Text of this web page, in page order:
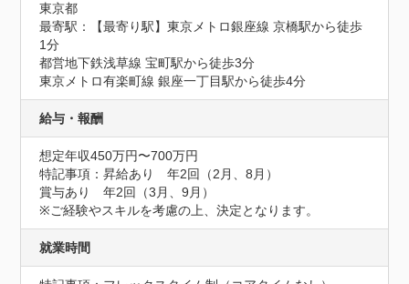
東京都
最寄駅：【最寄り駅】東京メトロ銀座線 京橋駅から徒歩
1分
都営地下鉄浅草線 宝町駅から徒歩3分
東京メトロ有楽町線 銀座一丁目駅から徒歩4分
給与・報酬
想定年収450万円〜700万円
特記事項：昇給あり　年2回（2月、8月）
賞与あり　年2回（3月、9月）
※ご経験やスキルを考慮の上、決定となります。
就業時間